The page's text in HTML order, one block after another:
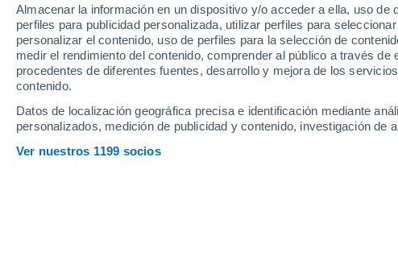
Almacenar la información en un dispositivo y/o acceder a ella, uso
perfiles para publicidad personalizada, utilizar perfiles para
personalizar el contenido, uso de perfiles para la selección de
medir el rendimiento del contenido, comprender al público a través
procedentes de diferentes fuentes, desarrollo y mejora de los
contenido.
Datos de localización geográfica precisa e identificación mediante
personalizados, medición de publicidad y contenido, investigación de
Ver nuestros 1199 socios
4°
Durazno